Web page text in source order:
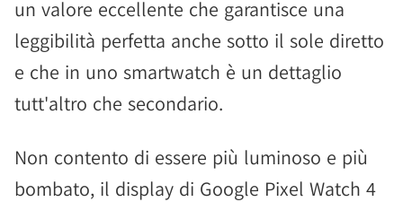
un valore eccellente che garantisce una
leggibilità perfetta anche sotto il sole diretto
e che in uno smartwatch è un dettaglio
tutt'altro che secondario.
Non contento di essere più luminoso e più
bombato, il display di Google Pixel Watch 4